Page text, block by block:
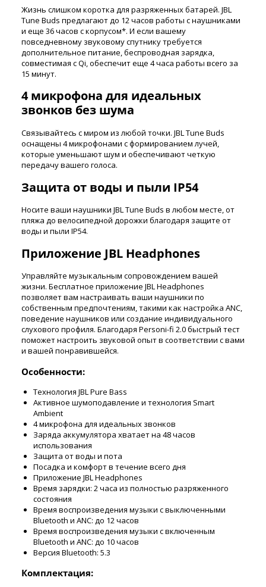
Жизнь слишком коротка для разряженных батарей. JBL
Tune Buds предлагают до 12 часов работы с наушниками
и еще 36 часов с корпусом*. И если вашему
повседневному звуковому спутнику требуется
дополнительное питание, беспроводная зарядка,
совместимая с Qi, обеспечит еще 4 часа работы всего за
15 минут.
4 микрофона для идеальных
звонков без шума
Связывайтесь с миром из любой точки. JBL Tune Buds
оснащены 4 микрофонами с формированием лучей,
которые уменьшают шум и обеспечивают четкую
передачу вашего голоса.
Защита от воды и пыли IP54
Носите ваши наушники JBL Tune Buds в любом месте, от
пляжа до велосипедной дорожки благодаря защите от
воды и пыли IP54.
Приложение JBL Headphones
Управляйте музыкальным сопровождением вашей
жизни. Бесплатное приложение JBL Headphones
позволяет вам настраивать ваши наушники по
собственным предпочтениям, такими как настройка ANC,
поведение наушников или создание индивидуального
слухового профиля. Благодаря Personi-fi 2.0 быстрый тест
поможет настроить звуковой опыт в соответствии с вами
и вашей понравившейся.
Особенности:
Технология JBL Pure Bass
Активное шумоподавление и технология Smart
Ambient
4 микрофона для идеальных звонков
Заряда аккумулятора хватает на 48 часов
использования
Защита от воды и пота
Посадка и комфорт в течение всего дня
Приложение JBL Headphones
Время зарядки: 2 часа из полностью разряженного
состояния
Время воспроизведения музыки с выключенными
Bluetooth и ANC: до 12 часов
Время воспроизведения музыки с включенным
Bluetooth и ANC: до 10 часов
Версия Bluetooth: 5.3
Комплектация: